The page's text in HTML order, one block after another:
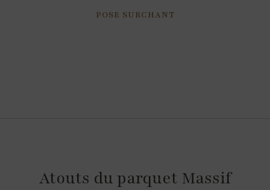
POSE SURCHANT
Atouts du parquet Massif